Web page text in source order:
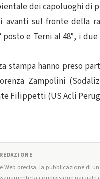
dei capoluoghi di
avanti sul fronte della
posto e Terni al 48°, i
stampa hanno preso
Zampolini
Filippetti (US Acli
Web precisa: la pubblicazione di